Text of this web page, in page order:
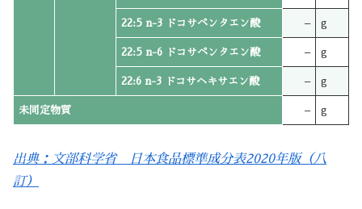
22:5 n-3 ドコサペンタエン酸 – g
22:5 n-6 ドコサペンタエン酸 – g
22:6 n-3 ドコサヘキサエン酸 – g
未同定物質 – g
出典：文部科学省 日本食品標準成分表2020年版（八
訂）